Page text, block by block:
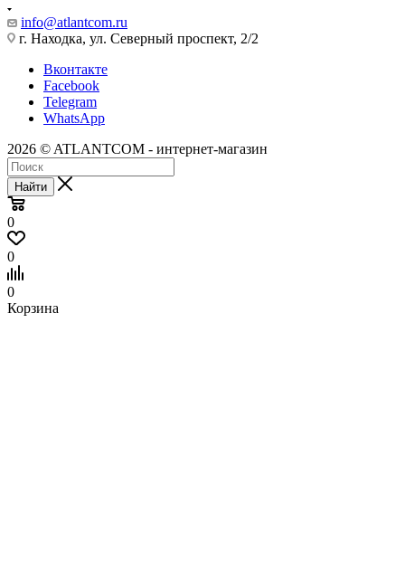
info@atlantcom.ru
г. Находка, ул. Северный проспект, 2/2
Вконтакте
Facebook
Telegram
WhatsApp
2026 © ATLANTCOM - интернет-магазин
Найти
0
0
0
Корзина